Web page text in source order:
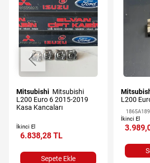
Mitsubishi
L200 Euro 6 2015-2019
Kasa Kancaları
İkinci El
6.838,28 TL
Sepete Ekle
L200
1865A189
İkinci El